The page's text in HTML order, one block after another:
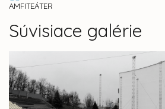
AMFITEÁTER
Súvisiace galérie